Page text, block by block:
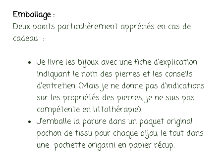
Emballage :
Deux points particulièrement appréciés en cas de
cadeau :
Je livre les bijoux avec une fiche d’explication
indiquant le nom des pierres et les conseils
d’entretien. (Mais je ne donne pas d’indications
sur les propriétés des pierres, je ne suis pas
compétente en littothérapie).
J’emballe la parure dans un paquet original :
pochon de tissu pour chaque bijou, le tout dans
une pochette origami en papier récup.